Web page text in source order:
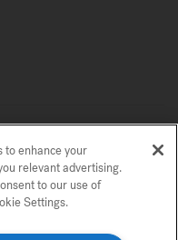
registradas
reservados.
su experiencia, para análisis
más información, consulte
to enhance your
relevant advertising.
to our use of
Settings.